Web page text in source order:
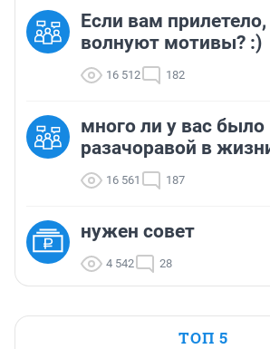
Если вам
волнуют мотивы? :)
16 512 182
много ли у вас было
разачоравой в
16 561 187
нужен совет
4 542 28
ТОП 5